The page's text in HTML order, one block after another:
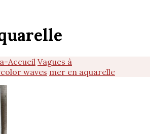
Accueil Vagues à
waves mer en aquarelle